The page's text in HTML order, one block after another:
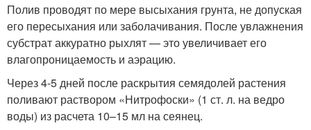
Полив проводят по мере высыхания грунта, не допуская
его пересыхания или заболачивания. После увлажнения
субстрат аккуратно рыхлят — это увеличивает его
влагопроницаемость и аэрацию.
Через 4-5 дней после раскрытия семядолей растения
поливают раствором «Нитрофоски» (1 ст. л. на ведро
воды) из расчета 10–15 мл на сеянец.